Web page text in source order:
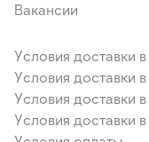
Вакансии
Условия доставки
Условия доставки
Условия доставки
Условия доставки